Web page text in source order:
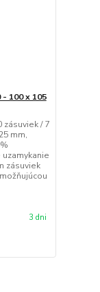
100 x 105
zásuviek / 7
mm,
zásuviek
3 dni